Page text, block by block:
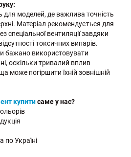
для моделей, де важлива точність
Матеріал рекомендується для
спеціальної вентиляції завдяки
токсичних випарів.
бажано використовувати
оскільки тривалий вплив
може погіршити їхній зовнішній
купитисаме у нас?
по Україні